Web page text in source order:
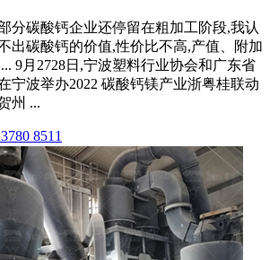
分碳酸钙企业还停留在粗加工阶段,我认
出碳酸钙的价值,性价比不高,产值、附加
9月2728日,宁波塑料行业协会和广东省
宁波举办2022 碳酸钙镁产业浙粤桂联动
州 ...
8511